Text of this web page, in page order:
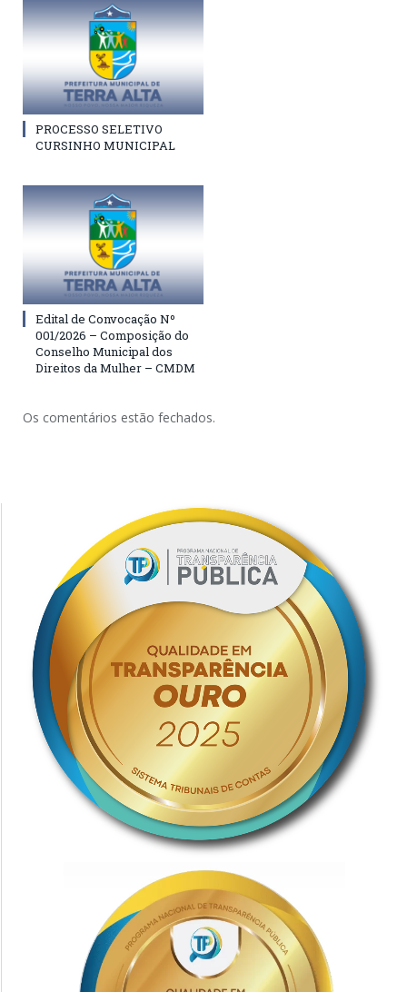
PROCESSO SELETIVO
CURSINHO MUNICIPAL
Edital de Convocação Nº
001/2026 – Composição do
Conselho Municipal dos
Direitos da Mulher – CMDM
Os comentários estão fechados.